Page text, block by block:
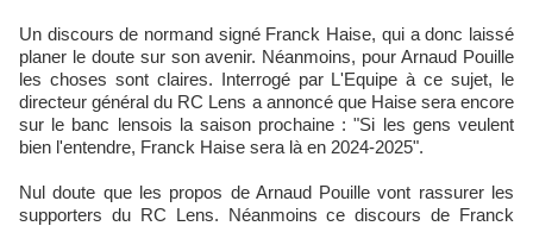
Un discours de normand signé Franck Haise, qui a donc laissé
planer le doute sur son avenir. Néanmoins, pour Arnaud Pouille
les choses sont claires. Interrogé par L'Equipe à ce sujet, le
directeur général du RC Lens a annoncé que Haise sera encore
sur le banc lensois la saison prochaine : "Si les gens veulent
bien l'entendre, Franck Haise sera là en 2024-2025".
Nul doute que les propos de Arnaud Pouille vont rassurer les
supporters du RC Lens. Néanmoins ce discours de Franck